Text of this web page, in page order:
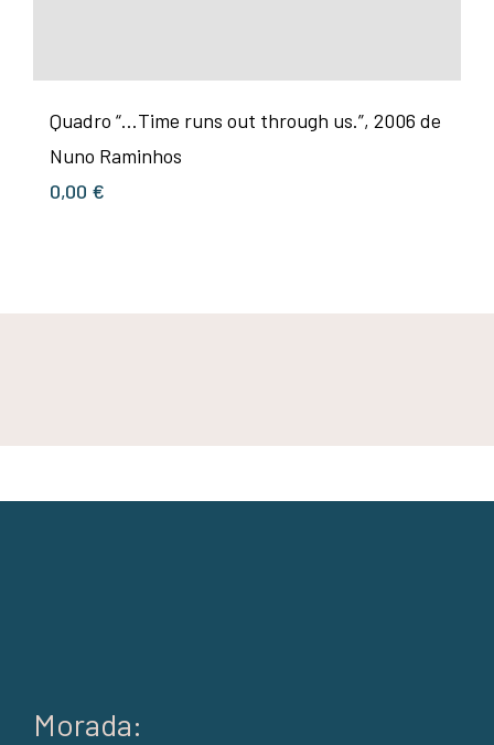
Quadro “…Time runs out through us.”, 2006 de
Nuno Raminhos
0,00 €
Morada: